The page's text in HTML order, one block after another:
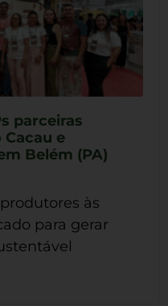
parceiras
e
Belém (PA)
às
para gerar